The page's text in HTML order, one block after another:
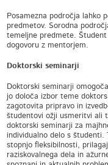
Posamezna področja lahko
predmetov. Sorodna
temeljne predmete.
dogovoru z mentorjem.
Doktorski seminarji
Doktorski seminarji
jo določa izbor teme
zagotovita pripravo in
študentovi ožji usmeritvi ali
doktorski seminarji za
individualno delo s študenti.
stopnjo fleksibilnosti,
raziskovalnega dela in